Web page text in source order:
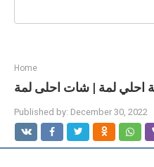
Search:
Home
احلي لمة | شات احلى لمة
Published by: December 30, 2022